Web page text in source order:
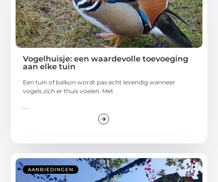
Vogelhuisje: een waardevolle toevoeging
aan elke tuin
Een tuin of balkon wordt pas echt levendig wanneer
vogels zich er thuis voelen. Met
...
AANBIEDINGEN